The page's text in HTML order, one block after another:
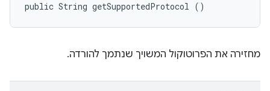
public String getSupportedProtocol ()
מחזירה את הפרוטוקול המשויך שנתמך להורדה.